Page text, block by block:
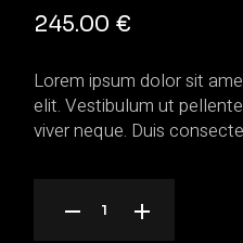
245.00 €
Lorem ipsum dolor sit
elit. Vestibulum ut
viver neque. Duis